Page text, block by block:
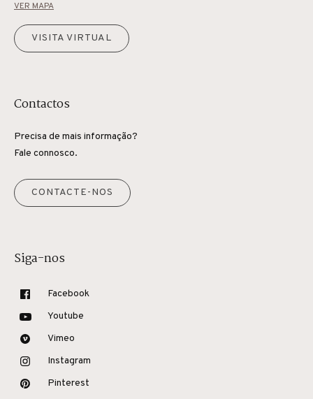
VER MAPA
VISITA VIRTUAL
Contactos
Precisa de mais informação?
Fale connosco.
CONTACTE-NOS
Siga-nos
Facebook
Youtube
Vimeo
Instagram
Pinterest